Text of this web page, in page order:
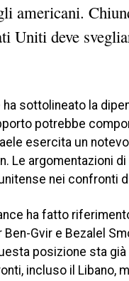
americani.
Uniti deve
sottolineato la
potrebbe
esercita un
Le argomentazioni
nei confronti
ha fatto
Gvir e Bezalel
posizione sta
incluso il Libano,